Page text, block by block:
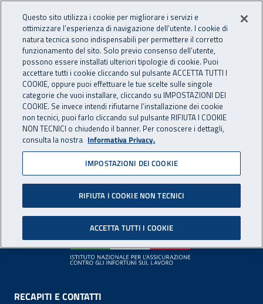
INAIL - Istituto Nazionale
Apri cerca
Navigazione principale
Pagina non disponibile
Il contenuto non è stato trovato. Per continuare la
navigazione è possibile ritornare alla
Footer
RECAPITI E CONTATTI
Questo sito utilizza i cookie per migliorare i servizi e
ottimizzare l’esperienza di navigazione dell’utente. I cookie di
natura tecnica sono indispensabili per permettere il corretto
funzionamento del sito. Solo previo consenso dell’utente,
possono essere installati ulteriori tipologie di cookie. Puoi
accettare tutti i cookie cliccando sul pulsante ACCETTA TUTTI I
COOKIE, oppure puoi effettuare le tue scelte sulle singole
categorie che vuoi installare, cliccando su IMPOSTAZIONI DEI
COOKIE. Se invece intendi rifiutarne l’installazione dei cookie
non tecnici, puoi farlo cliccando sul pulsante RIFIUTA I COOKIE
NON TECNICI o chiudendo il banner. Per conoscere i dettagli,
consulta la nostra Informativa Privacy.
IMPOSTAZIONI DEI COOKIE
RIFIUTA I COOKIE NON TECNICI
ACCETTA TUTTI I COOKIE